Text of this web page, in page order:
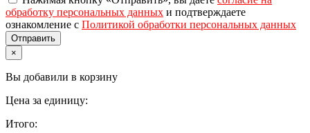
обработку персональных данных и подтверждаете
ознакомление с Политикой обработки персональных данных
×
Вы добавили в корзину
Цена за единицу:
Итого: